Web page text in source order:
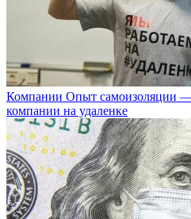
Компании Опыт самоизоляции
компании на удаленке